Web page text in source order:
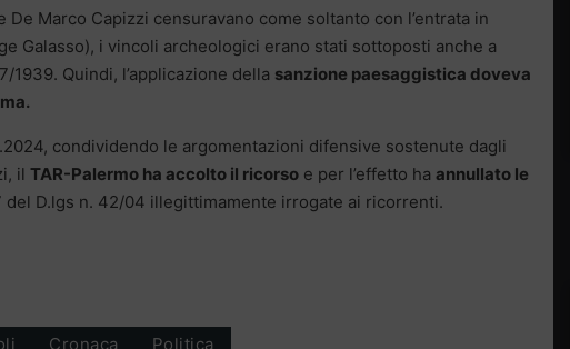
Marco Capizzi censuravano come soltanto con l’entrata in
Galasso), i vincoli archeologici erano stati sottoposti anche a
1939. Quindi, l’applicazione della sanzione paesaggistica doveva
condividendo le argomentazioni difensive sostenute dagli
il TAR-Palermo ha accolto il ricorso e per l’effetto ha annullato le
del D.lgs n. 42/04 illegittimamente irrogate ai ricorrenti.
Cronaca Politica